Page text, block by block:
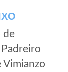
de
Vimianzo